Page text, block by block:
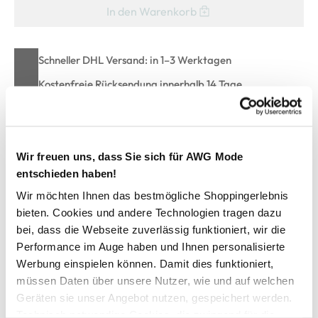
Wir freuen uns, dass Sie sich für AWG Mode
entschieden haben!
Wir möchten Ihnen das bestmögliche Shoppingerlebnis
bieten. Cookies und andere Technologien tragen dazu
bei, dass die Webseite zuverlässig funktioniert, wir die
Performance im Auge haben und Ihnen personalisierte
Werbung einspielen können. Damit dies funktioniert,
müssen Daten über unsere Nutzer, wie und auf welchen
Geräten sie unser Angebot nutzen, gespeichert werden.
In den Warenkorb
Schneller DHL Versand: in 1–3 Werktagen
Kostenfreie Rücksendung innerhalb 14 Tage
Kostenlose Filiallieferung in Ihre Wunschfiliale
Zur Wunschliste hinzufügen
Herren Shirt mit Frontprint
Cooles T-Shirt von Jim Spencer
Mit Rundhalsausschnitt
Schriftprint auf der Vorderseite